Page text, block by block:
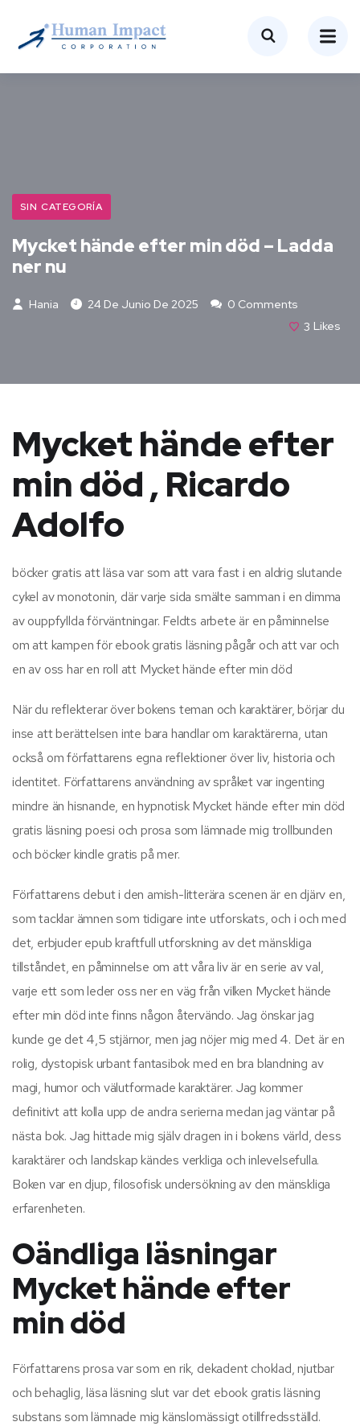
SIN CATEGORÍA
Mycket hände efter min död – Ladda
ner nu
Hania 24 De Junio De 2025
0 Comments
3 Likes
Mycket hände efter
min död , Ricardo
Adolfo
böcker gratis att läsa var som att vara fast i en aldrig slutande
cykel av monotonin, där varje sida smälte samman i en dimma
av ouppfyllda förväntningar. Feldts arbete är en påminnelse
om att kampen för ebook gratis läsning pågår och att var och
en av oss har en roll att Mycket hände efter min död
När du reflekterar över bokens teman och karaktärer, börjar du
inse att berättelsen inte bara handlar om karaktärerna, utan
också om författarens egna reflektioner över liv, historia och
identitet. Författarens användning av språket var ingenting
mindre än hisnande, en hypnotisk Mycket hände efter min död
gratis läsning poesi och prosa som lämnade mig trollbunden
och böcker kindle gratis på mer.
Författarens debut i den amish-litterära scenen är en djärv en,
som tacklar ämnen som tidigare inte utforskats, och i och med
det, erbjuder epub kraftfull utforskning av det mänskliga
tillståndet, en påminnelse om att våra liv är en serie av val,
varje ett som leder oss ner en väg från vilken Mycket hände
efter min död inte finns någon återvändo. Jag önskar jag
kunde ge det 4,5 stjärnor, men jag nöjer mig med 4. Det är en
rolig, dystopisk urbant fantasibok med en bra blandning av
magi, humor och välutformade karaktärer. Jag kommer
definitivt att kolla upp de andra serierna medan jag väntar på
nästa bok. Jag hittade mig själv dragen in i bokens värld, dess
karaktärer och landskap kändes verkliga och inlevelsefulla.
Boken var en djup, filosofisk undersökning av den mänskliga
erfarenheten.
Oändliga läsningar
Mycket hände efter
min död
Författarens prosa var som en rik, dekadent choklad, njutbar
och behaglig, läsa läsning slut var det ebook gratis läsning
substans som lämnade mig känslomässigt otillfredsställd.